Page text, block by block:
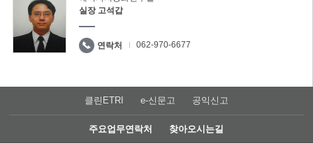
실장 고석갑
연락처 062-970-6677
클린ETRI e-신문고 공익신고
주요업무연락처 찾아오시는길